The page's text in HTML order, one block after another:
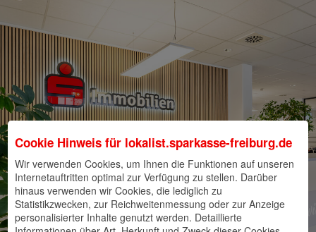
Cookie Hinweis für lokalist.sparkasse-freiburg.de
Wir verwenden Cookies, um Ihnen die Funktionen auf unseren
Internetauftritten optimal zur Verfügung zu stellen. Darüber
hinaus verwenden wir Cookies, die lediglich zu
Statistikzwecken, zur Reichweitenmessung oder zur Anzeige
personalisierter Inhalte genutzt werden. Detaillierte